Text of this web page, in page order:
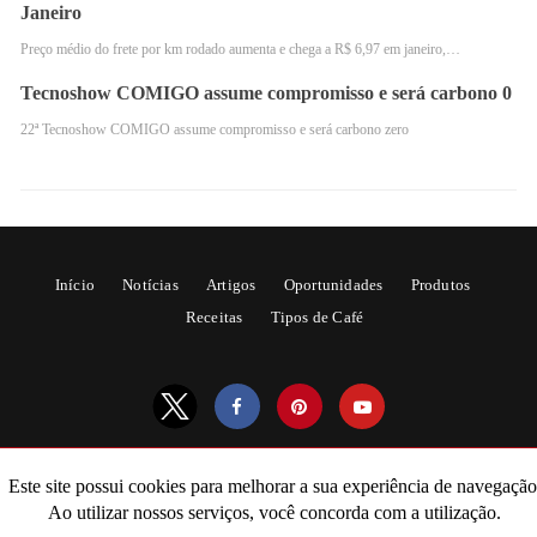
Novas Aquisições
No entanto, a troca desses pontos por descontos e novas
aquisições só poderá ser efetuada nos canais parceiros
do Clube Agro.
“Queremos oferecer uma experiência digital aos canais
Janeiro
Preço médio do frete por km rodado aumenta e chega a R$ 6,97 em janeiro,…
Tecnoshow COMIGO assume compromisso e será carbono 0
22ª Tecnoshow COMIGO assume compromisso e será carbono zero
Início Notícias Artigos Oportunidades
Produtos
Receitas
Tipos de Café
All Rights Reserved
Este site possui cookies para melhorar a sua experiência de
Ao utilizar nossos serviços, você concorda com a utilização.